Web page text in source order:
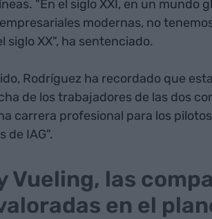
"En el siglo XXI, en un mundo
modernas, no
siglo XX", ha sentenciado.
Rodríguez ha recordado que
de los trabajadores de las dos
carrera profesional para los
de IAG".
Vueling, las
en el